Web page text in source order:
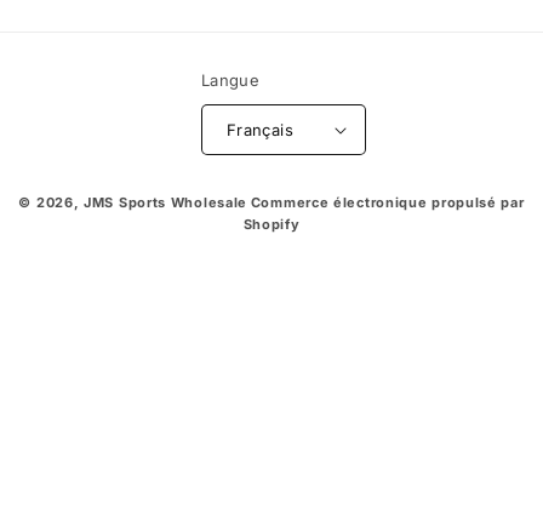
Langue
Français
© 2026,JMS Sports Wholesale Commerce électronique propulsé par
Shopify